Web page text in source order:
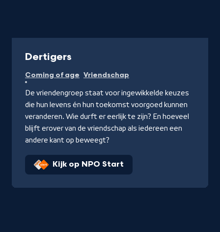
Dertigers
Coming of age Vriendschap
De vriendengroep staat voor ingewikkelde keuzes
die hun levens én hun toekomst voorgoed kunnen
veranderen. Wie durft er eerlijk te zijn? En hoeveel
blijft erover van de vriendschap als iedereen een
andere kant op beweegt?
Kijk op NPO Start